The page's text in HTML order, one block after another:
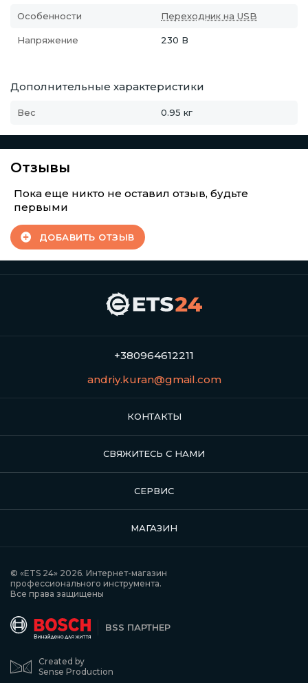
Особенности Переходник на USB
Напряжение 230 В
Дополнительные характеристики
Вес 0.95 кг
Отзывы
Пока еще никто не оставил отзыв, будьте
первыми
ДОБАВИТЬ ОТЗЫВ
+380964612211
andriy.kuran@gmail.com
КОНТАКТЫ
СВЯЖИТЕСЬ С НАМИ
СЕРВИС
МАГАЗИН
Created by
Sense Production
BSS ПАРТНЕР
© «ETS 24» 2026. Интернет-магазин
профессионального инструмента.
Все права защищены